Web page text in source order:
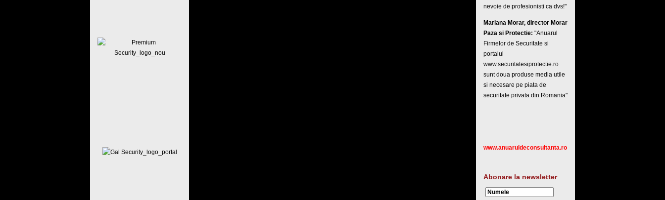
nevoie de profesionisti ca dvs!"
Mariana Morar, director Morar
Paza si Protectie: "Anuarul
Firmelor de Securitate si
portalul
www.securitatesiprotectie.ro
sunt doua produse media utile
si necesare pe piata de
securitate privata din Romania"
www.anuaruldeconsultanta.ro
Abonare la newsletter